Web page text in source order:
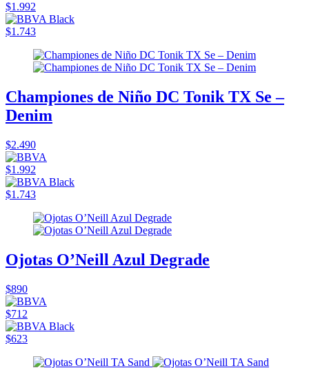
$1.992
$1.743
Championes de Niño DC Tonik TX Se –
Denim
$2.490
$1.992
$1.743
Ojotas O’Neill Azul Degrade
$890
$712
$623